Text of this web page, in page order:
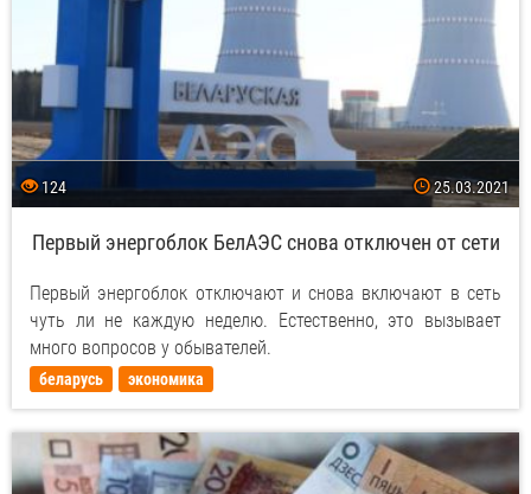
124 25.03.2021
Первый энергоблок БелАЭС снова отключен от сети
Первый энергоблок отключают и снова включают в сеть
чуть ли не каждую неделю. Естественно, это вызывает
много вопросов у обывателей.
беларусь экономика